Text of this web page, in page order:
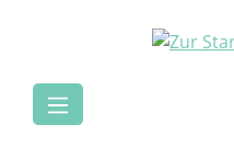
Zum Hauptinhalt springen